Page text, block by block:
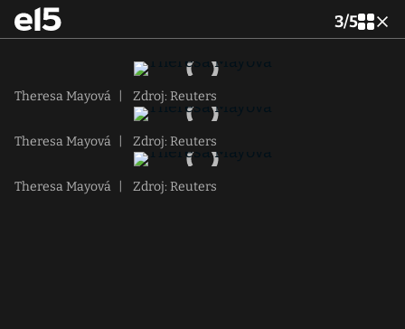
3/5
Theresa Mayová Zdroj: Reuters
Theresa Mayová Zdroj: Reuters
Theresa Mayová Zdroj: Reuters